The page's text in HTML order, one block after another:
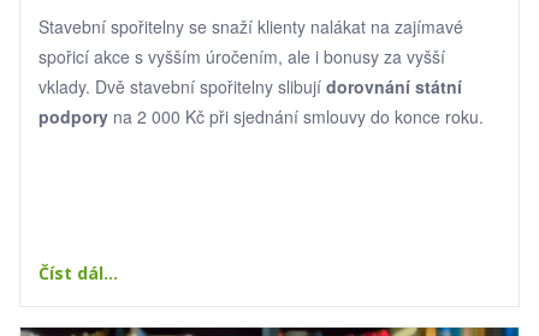
Stavební spořitelny se snaží klienty nalákat na zajímavé
spořicí akce s vyšším úročením, ale i bonusy za vyšší
vklady. Dvě stavební spořitelny slibují dorovnání státní
podpory na 2 000 Kč při sjednání smlouvy do konce roku.
Číst dál...